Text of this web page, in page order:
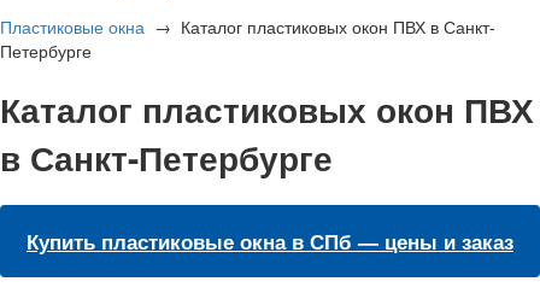
Пластиковые окна → Каталог пластиковых окон ПВХ в Санкт-
Петербурге
Каталог пластиковых окон ПВХ
в Санкт-Петербурге
Купить пластиковые окна в СПб — цены и заказ